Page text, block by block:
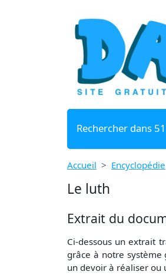
Rechercher dans
Accueil Encyclopédie
Le luth
Extrait du
Ci-dessous un extrait
grâce à notre
un devoir à réaliser ou